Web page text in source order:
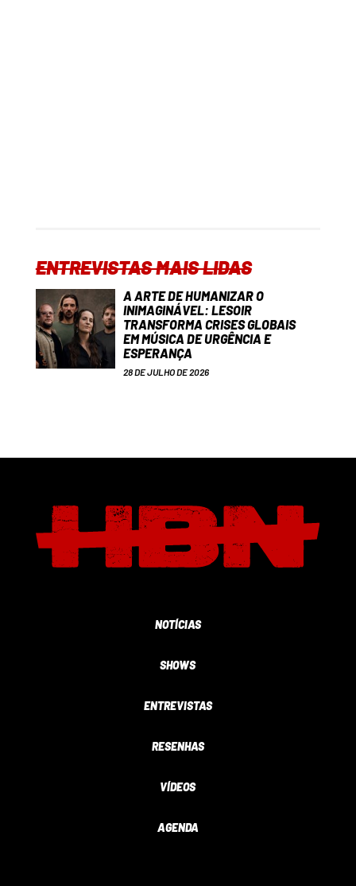
ENTREVISTAS MAIS LIDAS
A ARTE DE HUMANIZAR O
INIMAGINÁVEL: LESOIR
TRANSFORMA CRISES GLOBAIS
EM MÚSICA DE URGÊNCIA E
ESPERANÇA
28 DE JULHO DE 2026
NOTÍCIAS
SHOWS
ENTREVISTAS
RESENHAS
VÍDEOS
AGENDA